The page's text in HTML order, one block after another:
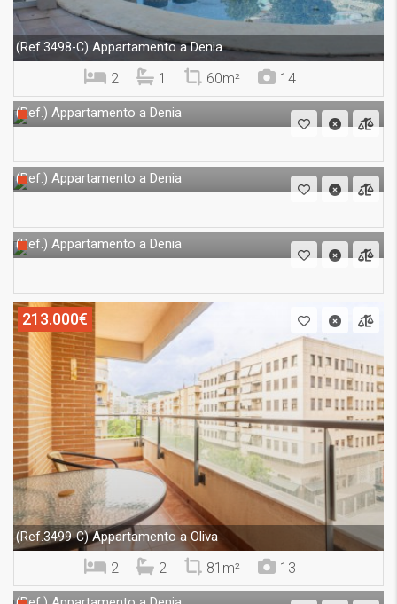
(Ref.3498-C) Appartamento a Denia
2 1 60m² 14
(Ref.) Appartamento a Denia
(Ref.) Appartamento a Denia
(Ref.) Appartamento a Denia
213.000€
(Ref.3499-C)Appartamento a Oliva
2 2 81m² 13